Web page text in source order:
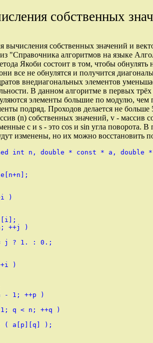
собственных
вычисления собственных значений и
"Справочника алгоритмов на языке
Якоби состоит в том, чтобы обнулять
все не обнулятся и получится
внедиагональных элементов
В данном алгоритме в первых
элементы большие по модулю,
подряд. Проходов делается не
(n) cобственных значений, v - массив
c и s - это cos и sin угла поворота. В
изменены, но их можно восстановить
int n, double * const * a, double
)
++j )
j ? 1. : 0.;
)
- 1; ++p )
q < n; ++q )
( a[p][q] );